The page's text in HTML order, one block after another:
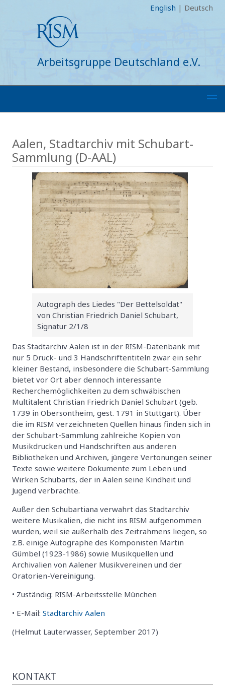
English | Deutsch
Arbeitsgruppe Deutschland e.V.
Aalen, Stadtarchiv mit Schubart-
Sammlung (D-AAL)
Autograph des Liedes "Der Bettelsoldat"
von Christian Friedrich Daniel Schubart,
Signatur 2/1/8
Das Stadtarchiv Aalen ist in der RISM-Datenbank mit
nur 5 Druck- und 3 Handschriftentiteln zwar ein sehr
kleiner Bestand, insbesondere die Schubart-Sammlung
bietet vor Ort aber dennoch interessante
Recherchemöglichkeiten zu dem schwäbischen
Multitalent Christian Friedrich Daniel Schubart (geb.
1739 in Obersontheim, gest. 1791 in Stuttgart). Über
die im RISM verzeichneten Quellen hinaus finden sich in
der Schubart-Sammlung zahlreiche Kopien von
Musikdrucken und Handschriften aus anderen
Bibliotheken und Archiven, jüngere Vertonungen seiner
Texte sowie weitere Dokumente zum Leben und
Wirken Schubarts, der in Aalen seine Kindheit und
Jugend verbrachte.
Außer den Schubartiana verwahrt das Stadtarchiv
weitere Musikalien, die nicht ins RISM aufgenommen
wurden, weil sie außerhalb des Zeitrahmens liegen, so
z.B. einige Autographe des Komponisten Martin
Gümbel (1923-1986) sowie Musikquellen und
Archivalien von Aalener Musikvereinen und der
Oratorien-Vereinigung.
• Zuständig: RISM-Arbeitsstelle München
• E-Mail: Stadtarchiv Aalen
(Helmut Lauterwasser, September 2017)
KONTAKT